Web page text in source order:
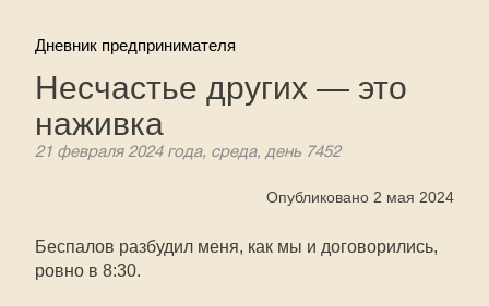
Дневник предпринимателя
Несчастье других — это
наживка
21 февраля 2024 года, среда, день 7452
Опубликовано 2 мая 2024
Беспалов разбудил меня, как мы и договорились,
ровно в 8:30.